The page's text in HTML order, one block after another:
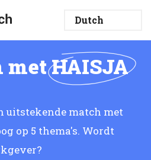
metHAISJA
uitstekende match met
op 5 thema's. Wordt